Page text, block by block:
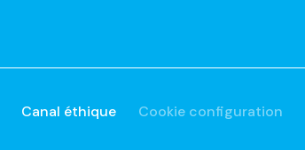
Canal éthique Cookie configuration